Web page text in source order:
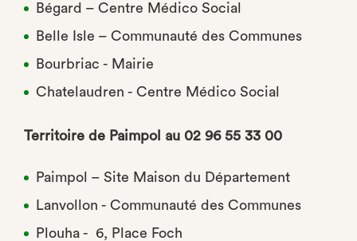
Bégard – Centre Médico Social
Belle Isle – Communauté des Communes
Bourbriac - Mairie
Chatelaudren - Centre Médico Social
Territoire de Paimpol au 02 96 55 33 00
Paimpol – Site Maison du Département
Lanvollon - Communauté des Communes
Plouha - 6, Place Foch